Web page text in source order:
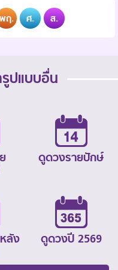
พฤ. ศ. ส.
ปแบบอื่น
ดูดวงรายปักษ์
ลัง
ดูดวงปี 2569